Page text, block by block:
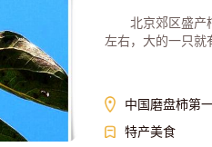
北京郊区盛产柿
左右，大的一只就
中国磨盘柿第
特产美食